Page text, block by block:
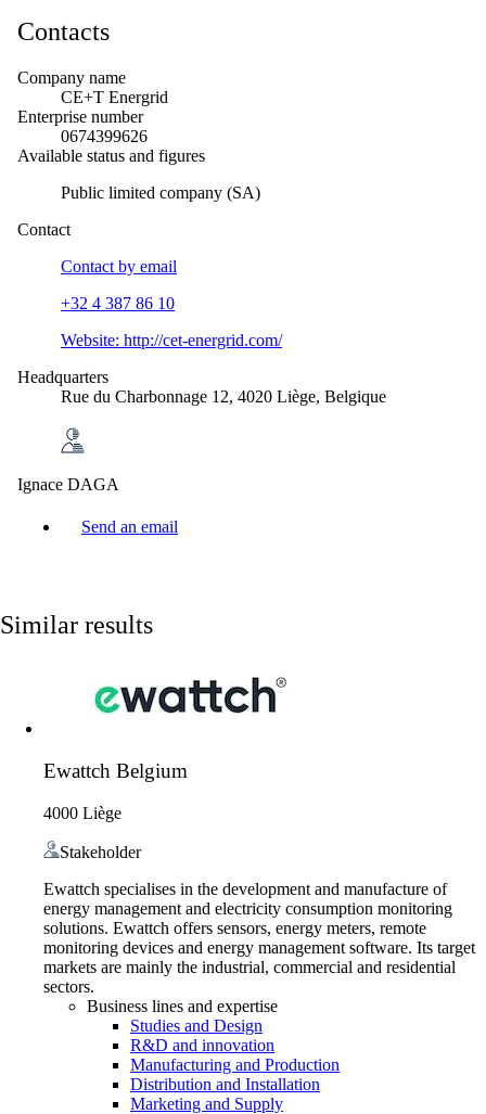
Contacts
Company name
CE+T Energrid
Enterprise number
0674399626
Available status and figures
Public limited company (SA)
Contact
Contact by email
+32 4 387 86 10
Website: http://cet-energrid.com/
Headquarters
Rue du Charbonnage 12, 4020 Liège, Belgique
Ignace DAGA
Send an email
Similar results
Ewattch Belgium
4000 Liège
Stakeholder
Ewattch specialises in the development and manufacture of
energy management and electricity consumption monitoring
solutions. Ewattch offers sensors, energy meters, remote
monitoring devices and energy management software. Its target
markets are mainly the industrial, commercial and residential
sectors.
Business lines and expertise
Studies and Design
R&D and innovation
Manufacturing and Production
Distribution and Installation
Marketing and Supply